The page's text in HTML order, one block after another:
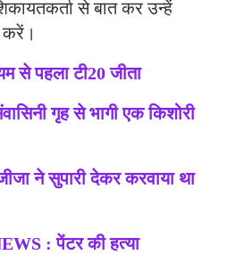
से बात कर उन्हें
करें।
से पहला टी20 जीता
गृह से भागी एक किशोरी
ने सुपारी देकर करवाया था
: पेंटर की हत्या